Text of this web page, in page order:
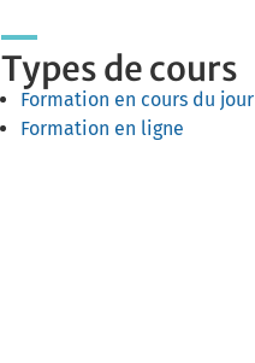
Types de cours
Formation en cours du jour
Formation en ligne